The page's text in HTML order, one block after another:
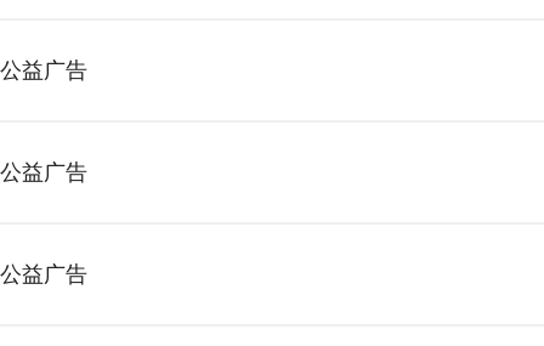
公益广告
公益广告
公益广告